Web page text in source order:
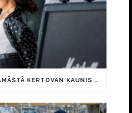
KAIJA KOON ELÄMÄSTÄ KERTOVAN KAUNIS RIETAS ONNELLINEN -ELOKUVAN TRAILER JULKI